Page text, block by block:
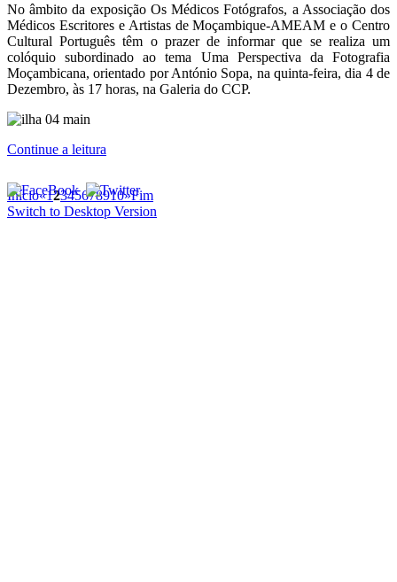
No âmbito da exposição Os Médicos Fotógrafos, a Associação dos
Médicos Escritores e Artistas de Moçambique-AMEAM e o Centro
Cultural Português têm o prazer de informar que se realiza um
colóquio subordinado ao tema Uma Perspectiva da Fotografia
Moçambicana, orientado por António Sopa, na quinta-feira, dia 4 de
Dezembro, às 17 horas, na Galeria do CCP.
Continue a leitura
Início«12345678910»Fim
Switch to Desktop Version